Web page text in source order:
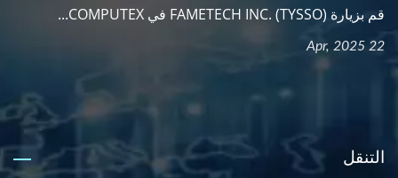
قم بزيارة FAMETECH INC. (TYSSO) في COMPUTEX...
22 Apr, 2025
التنقل